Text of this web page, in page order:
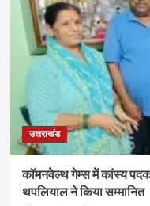
उत्तराखंड
कॉमनवेल्थ गेम्स में कांस्य पदक
थपलियाल ने किया सम्मानित